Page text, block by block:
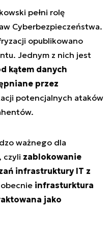
pełni rolę
Cyberbezpieczeństwa.
opublikowano
Jednym z nich jest
kątem danych
przez
potencjalnych ataków
ważnego dla
czyli zablokowanie
infrastruktury IT z
infrasturktura
jako